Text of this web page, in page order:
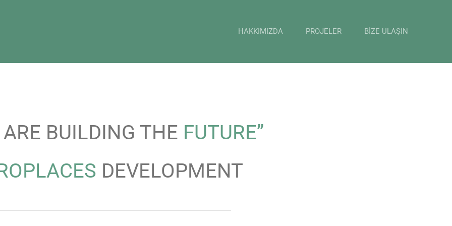
HAKKIMIZDA PROJELER BİZE ULAŞIN
ARE BUILDING THE FUTURE”
DEVELOPMENT